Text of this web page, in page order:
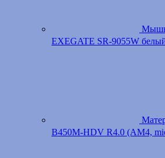
Мышь
EXEGATE SR-9055W
B450M-HDV R4.0 (AM4,